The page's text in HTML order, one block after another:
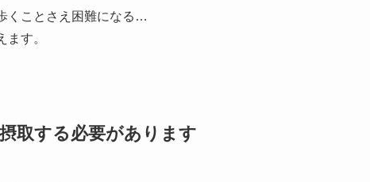
くことさえ困難になる…
す。
取する必要があります